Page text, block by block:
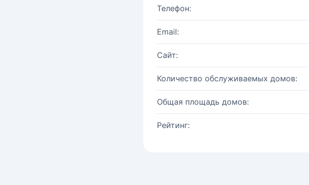
Телефон:
Email:
Сайт:
Количество обслуживаемых домов:
Общая площадь домов:
Рейтинг: